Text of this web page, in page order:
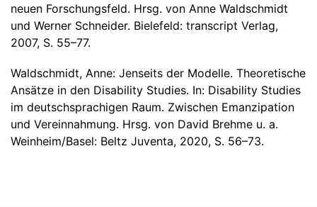
neuen Forschungsfeld. Hrsg. von Anne Waldschmidt
und Werner Schneider. Bielefeld: transcript Verlag,
2007, S. 55–77.
Waldschmidt, Anne: Jenseits der Modelle. Theoretische
Ansätze in den Disability Studies. In: Disability Studies
im deutschsprachigen Raum. Zwischen Emanzipation
und Vereinnahmung. Hrsg. von David Brehme u. a.
Weinheim/Basel: Beltz Juventa, 2020, S. 56–73.